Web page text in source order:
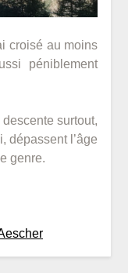
croisé au moins
péniblement
surtout,
dépassent l’âge
genre.